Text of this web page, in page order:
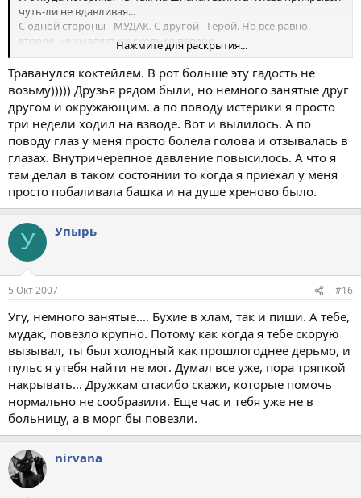
чуть-ли не вдавливая...
С одной стороны - МУДАК. С другой - Герой. Но всё равно,
второе, не умаляет ни сколько первое.
И где были твои друзя!? ???
Нажмите для раскрытия...
Траванулся коктейлем. В рот больше эту гадость не
возьму))))) Друзья рядом были, но немного занятые друг
другом и окружающим. а по поводу истерики я просто
три недели ходил на взводе. Вот и вылилось. А по
поводу глаз у меня просто болела голова и отзывалась в
глазах. Внутричерепное давление повысилось. А что я
там делал в таком состоянии то когда я приехал у меня
просто побаливала башка и на душе хреново было.
У Упырь
5 Окт 2007 #16
Угу, немного занятые.... Бухие в хлам, так и пиши. А тебе,
мудак, повезло крупно. Потому как когда я тебе скорую
вызывал, ты был холодный как прошлогоднее дерьмо, и
пульс я утебя найти не мог. Думал все уже, пора тряпкой
накрывать... Дружкам спасибо скажи, которые помочь
нормально не сообразили. Еще час и тебя уже не в
больницу, а в морг бы повезли.
nirvana